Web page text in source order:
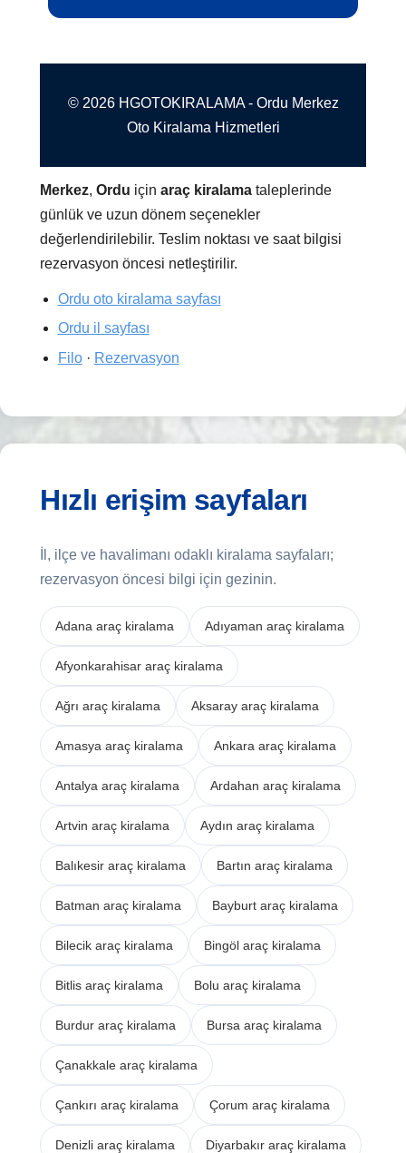
© 2026 HGOTOKIRALAMA - Ordu Merkez
Oto Kiralama Hizmetleri
Merkez,Ordu içinaraç kiralama taleplerinde
günlük ve uzun dönem seçenekler
değerlendirilebilir. Teslim noktası ve saat bilgisi
rezervasyon öncesi netleştirilir.
Ordu oto kiralama sayfası
Ordu il sayfası
Filo· Rezervasyon
Hızlı erişim sayfaları
İl, ilçe ve havalimanı odaklı kiralama sayfaları;
rezervasyon öncesi bilgi için gezinin.
Adana araç kiralama Adıyaman araç kiralama
Afyonkarahisar araç kiralama
Ağrı araç kiralama Aksaray araç kiralama
Amasya araç kiralama Ankara araç kiralama
Antalya araç kiralama Ardahan araç kiralama
Artvin araç kiralama Aydın araç kiralama
Balıkesir araç kiralama Bartın araç kiralama
Batman araç kiralama Bayburt araç kiralama
Bilecik araç kiralama Bingöl araç kiralama
Bitlis araç kiralama Bolu araç kiralama
Burdur araç kiralama Bursa araç kiralama
Çanakkale araç kiralama
Çankırı araç kiralama Çorum araç kiralama
Denizli araç kiralama Diyarbakır araç kiralama